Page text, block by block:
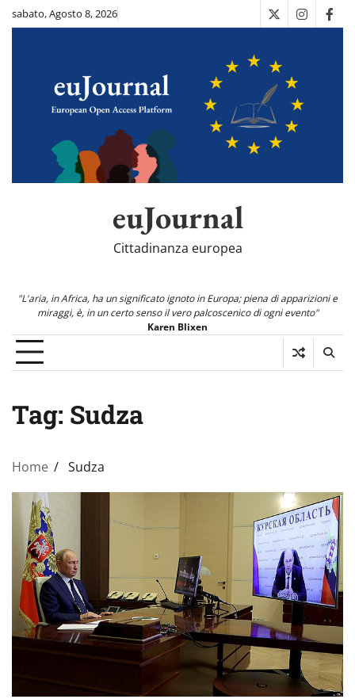
Skipsabato, Agosto 8, 2026 X
euJournal
Cittadinanza europea
"L'aria, in Africa, ha un significato ignoto in Europa; piena di apparizioni e
miraggi, è, in un certo senso il vero palcoscenico di ogni evento"
Karen Blixen
Tag: Sudza
Home Sudza